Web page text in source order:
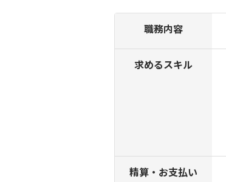
職務内容
求めるスキル
精算・お支払い